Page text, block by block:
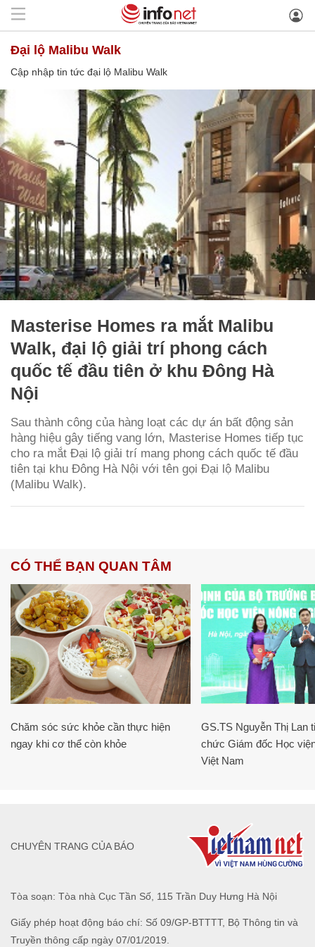
đại lộ Malibu Walk
Cập nhập tin tức đại lộ Malibu Walk
Masterise Homes ra mắt Malibu
Walk, đại lộ giải trí phong cách
quốc tế đầu tiên ở khu Đông Hà
Nội
Sau thành công của hàng loạt các dự án bất động sản
hàng hiệu gây tiếng vang lớn, Masterise Homes tiếp tục
cho ra mắt Đại lộ giải trí mang phong cách quốc tế đầu
tiên tại khu Đông Hà Nội với tên gọi Đại lộ Malibu
(Malibu Walk).
CÓ THỂ BẠN QUAN TÂM
Chăm sóc sức khỏe cần thực hiện
ngay khi cơ thể còn khỏe
GS.TS Nguyễn Thị Lan
chức Giám đốc Học
Việt Nam
Tòa soạn: Tòa nhà Cục Tần Số, 115 Trần Duy Hưng Hà Nội
Giấy phép hoạt động báo chí: Số 09/GP-BTTTT, Bộ Thông tin và
Truyền thông cấp ngày 07/01/2019.
CHUYÊN TRANG CỦA BÁO